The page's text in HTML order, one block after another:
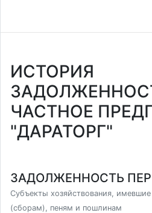
ИСТОРИЯ
ЧАСТНОЕ
"ДАРАТОРГ"
ЗАДОЛЖЕННОСТЬ
Субъекты хозяйствования,
(сборам), пеням и пошлинам